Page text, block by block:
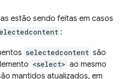
estão sendo feitas em casos
:
selectedcontent são
<select> ao mesmo
mantidos atualizados, em